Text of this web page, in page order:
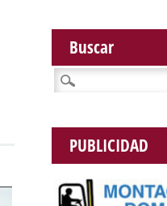
Buscar
Buscar:
PUBLICIDAD